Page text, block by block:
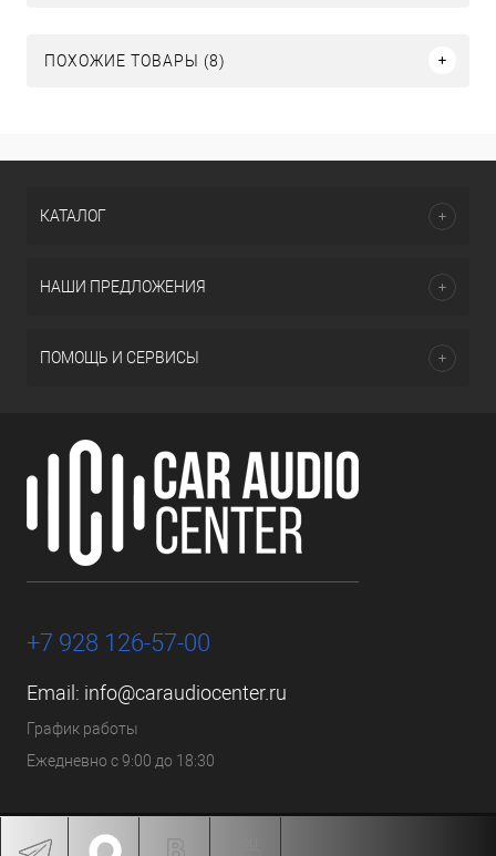
ПОХОЖИЕ ТОВАРЫ (8)
КАТАЛОГ
НАШИ ПРЕДЛОЖЕНИЯ
ПОМОЩЬ И СЕРВИСЫ
+7 928 126-57-00
Email: info@caraudiocenter.ru
График работы
Ежедневно с 9:00 до 18:30